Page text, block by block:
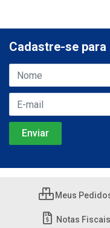
Cadastre-se
Meus
Notas Fiscais